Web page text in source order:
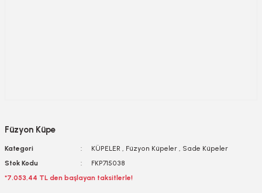
Füzyon Küpe
Kategori KÜPELER , Füzyon Küpeler , Sade Küpeler
Stok Kodu
FKP715038
*7.053,44 TL den başlayan taksitlerle!